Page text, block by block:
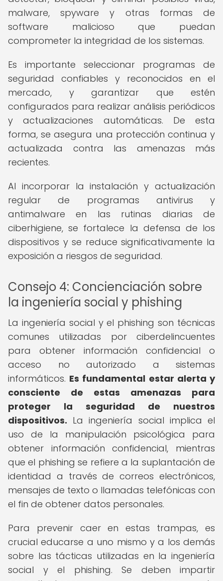
malware, spyware y otras formas de
software malicioso que puedan
comprometer la integridad de los sistemas.
Es importante seleccionar programas de
seguridad confiables y reconocidos en el
mercado, y garantizar que estén
configurados para realizar análisis periódicos
y actualizaciones automáticas. De esta
forma, se asegura una protección continua y
actualizada contra las amenazas más
recientes.
Al incorporar la instalación y actualización
regular de programas antivirus y
antimalware en las rutinas diarias de
ciberhigiene, se fortalece la defensa de los
dispositivos y se reduce significativamente la
exposición a riesgos de seguridad.
Consejo 4: Concienciación sobre
la ingeniería social y phishing
La ingeniería social y el phishing son técnicas
comunes utilizadas por ciberdelincuentes
para obtener información confidencial o
acceso no autorizado a sistemas
informáticos. Es fundamental estar alerta y
consciente de estas amenazas para
proteger la seguridad de nuestros
dispositivos. La ingeniería social implica el
uso de la manipulación psicológica para
obtener información confidencial, mientras
que el phishing se refiere a la suplantación de
identidad a través de correos electrónicos,
mensajes de texto o llamadas telefónicas con
el fin de obtener datos personales.
Para prevenir caer en estas trampas, es
crucial educarse a uno mismo y a los demás
sobre las tácticas utilizadas en la ingeniería
social y el phishing. Se deben impartir